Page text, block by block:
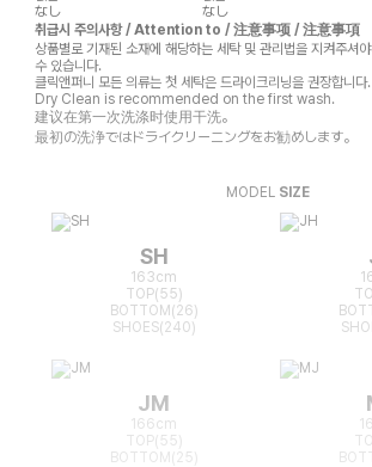
なし
なし
취급시 주의사항 / Attention to / 注意事项 / 注意事項
상품별로 기재된 소재에 해당하는 세탁 및 관리법을 지켜주셔
수 있습니다.
클릭앤퍼니 모든 의류는 첫 세탁은 드라이크리닝을 권장합니다.
Dry Clean is recommended on the first wash.
建议在第一次洗涤时使用干洗。
最初の洗浄ではドライクリーニングをお勧めします。
MODEL SIZE
SH
163cm
TOP(55)
BOTTOM(26)
SHOES(240)
JM
166cm
TOP(55)
BOTTOM(25)